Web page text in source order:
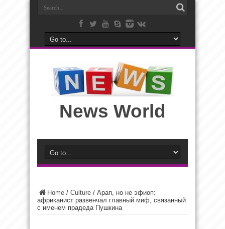
News World
Home / Culture / Арап, но не эфиоп:
африканист развенчал главный миф, связанный
с именем прадеда Пушкина